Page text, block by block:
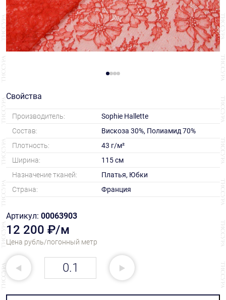
Свойства
Производитель:
Sophie Hallette
Состав:
Вискоза 30%, Полиамид 70%
Плотность:
43 г/м²
Ширина:
115 см
Назначение тканей:
Платья, Юбки
Страна:
Франция
Артикул: 00063903
12 200 ₽/м
Цена рубль/погонный метр